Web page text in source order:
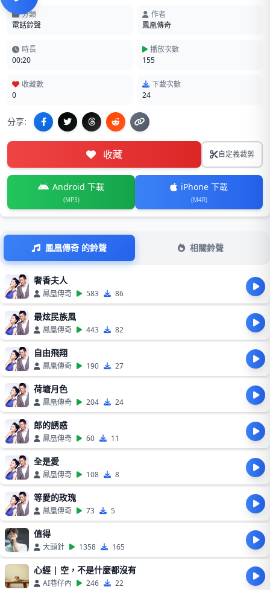
分類
電話鈴聲
作者
鳳凰傳奇
時長
00:20
播放次數
155
收藏數
0
下載次數
24
分享:
收藏 自定義裁剪
Android 下載
(MP3)
iPhone 下載
(M4R)
鳳凰傳奇 的鈴聲 相關鈴聲
奢香夫人
鳳凰傳奇 583 86
最炫民族風
鳳凰傳奇 443 82
自由飛翔
鳳凰傳奇 190 27
荷塘月色
鳳凰傳奇 204 24
郎的誘惑
鳳凰傳奇 60 11
全是愛
鳳凰傳奇 108 8
等愛的玫瑰
鳳凰傳奇 73 5
值得
大頭針 1358 165
心經 | 空，不是什麼都沒有
AI巷仔內 246 22